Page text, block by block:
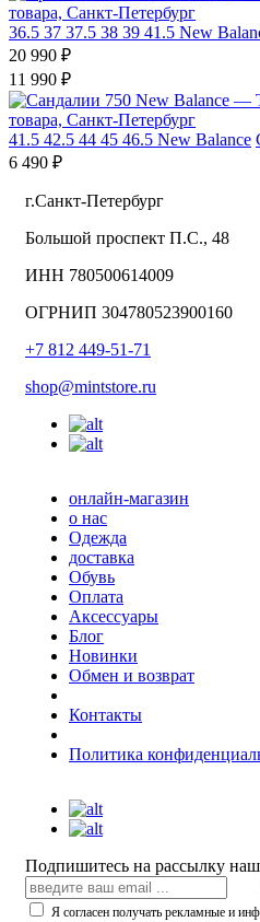
36.5 37 37.5 38 39 41.5 New
20 990 ₽
11 990 ₽
41.5 42.5 44 45 46.5 New Balance
6 490 ₽
г.Санкт-Петербург
Большой проспект П.С., 48
ИНН 780500614009
ОГРНИП 304780523900160
+7 812 449-51-71
shop@mintstore.ru
онлайн-магазин
о нас
Одежда
доставка
Обувь
Оплата
Аксессуары
Блог
Новинки
Обмен и возврат
Контакты
Политика
Подпишитесь на рассылку
Я согласен получать рекламные и